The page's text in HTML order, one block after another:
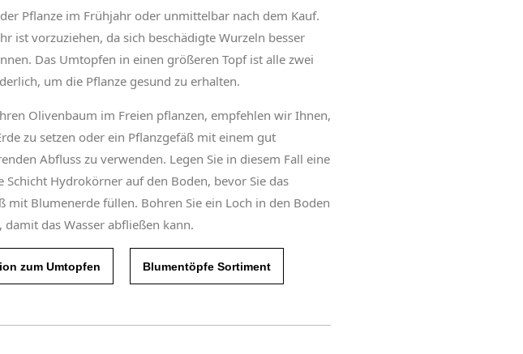
Pflanze im Frühjahr oder unmittelbar nach dem Kauf.
ist vorzuziehen, da sich beschädigte Wurzeln besser
Das Umtopfen in einen größeren Topf ist alle zwei
um die Pflanze gesund zu erhalten.
Olivenbaum im Freien pflanzen, empfehlen wir Ihnen,
zu setzen oder ein Pflanzgefäß mit einem gut
Abfluss zu verwenden. Legen Sie in diesem Fall eine
Schicht Hydrokörner auf den Boden, bevor Sie das
mit Blumenerde füllen. Bohren Sie ein Loch in den Boden
damit das Wasser abfließen kann.
zum Umtopfen Blumentöpfe Sortiment